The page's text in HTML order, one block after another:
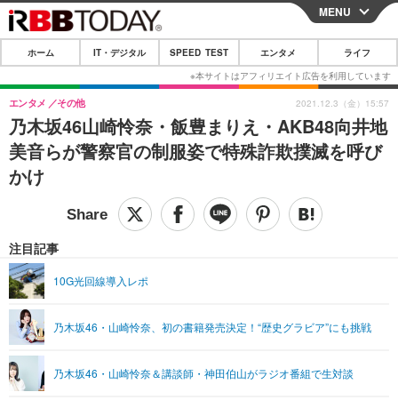
CLOSE
ホーム
IT・デジタル
IT・デジタルTOP スマートフォン
ガジェット・ツール
ショッピング その他
SPEED TEST
エンタメ
エンタメTOP 映画・ドラマ
音楽
ペット
リリース一覧
プッシュ通知の停止方法
MENU
ホーム IT・デジタル SPEED TEST エンタメ ライフ
乃木坂46山崎怜奈・飯豊まりえ・AKB48向井地
美音らが警察官の制服姿で特殊詐欺撲滅を呼び
かけ
エンタメ その他
注目記事
10G光回線導入レポ
乃木坂46・山崎怜奈、初の書籍発売決定！“歴史グラビア”にも挑戦
乃木坂46・山崎怜奈＆講談師・神田伯山がラジオ番組で生対談
2021.12.3（金）15:57